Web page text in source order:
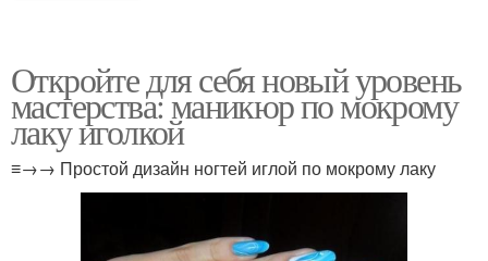
Откройте для себя новый уровень
мастерства: маникюр по мокрому
лаку иголкой
≡→→ Простой дизайн ногтей иглой по мокрому лаку